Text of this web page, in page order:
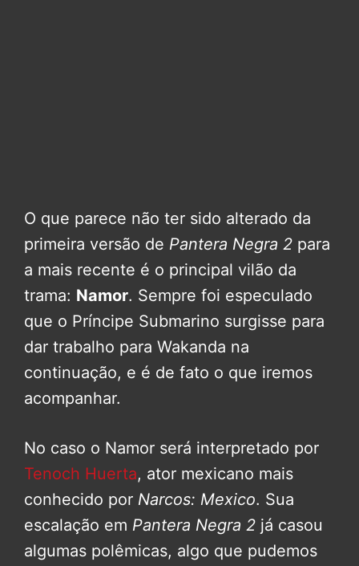
O que parece não ter sido alterado da
primeira versão de Pantera Negra 2 para
a mais recente é o principal vilão da
trama: Namor. Sempre foi especulado
que o Príncipe Submarino surgisse para
dar trabalho para Wakanda na
continuação, e é de fato o que iremos
acompanhar.
No caso o Namor será interpretado por
Tenoch Huerta, ator mexicano mais
conhecido por Narcos: Mexico. Sua
escalação em Pantera Negra 2 já casou
algumas polêmicas, algo que pudemos